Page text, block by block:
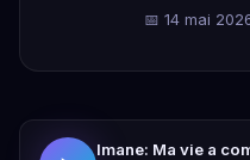
📅 14 mai
Imane: Ma vie a